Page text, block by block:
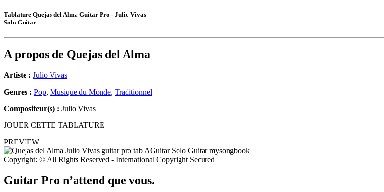
Tablature Quejas del Alma Guitar Pro - Julio Vivas
Solo Guitar
A propos de Quejas del Alma
Artiste : Julio Vivas
Genres : Pop, Musique du Monde, Traditionnel
Compositeur(s) : Julio Vivas
JOUER CETTE TABLATURE
PREVIEW
Copyright: © All Rights Reserved - International Copyright Secured
Guitar Pro n’attend que vous.